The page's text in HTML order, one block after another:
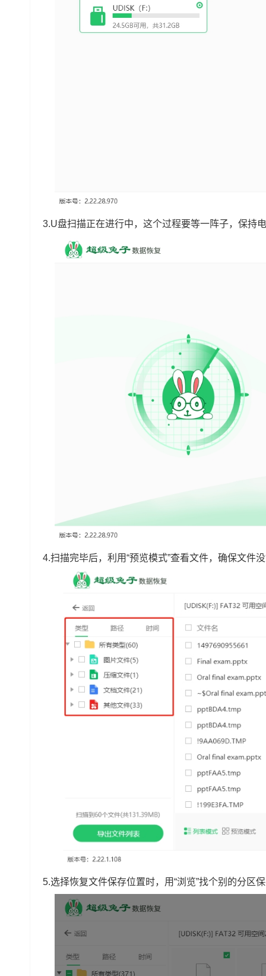
3.U盘扫描正在进行中，这个过程要等一阵子，保持
4.扫描完毕后，利用“预览模式”查看文件，确保文件
5.选择恢复文件保存位置时，用“浏览”找个别的分区